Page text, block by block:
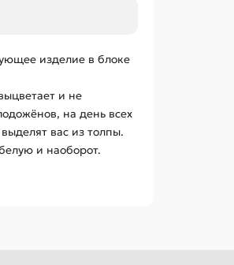
изделие в блоке
и не
на день всех
вас из толпы.
и наоборот.